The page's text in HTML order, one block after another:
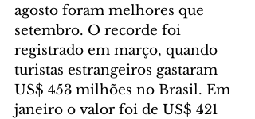
agosto foram melhores que
setembro. O recorde foi
registrado em março, quando
turistas estrangeiros gastaram
US$ 453 milhões no Brasil. Em
janeiro o valor foi de US$ 421